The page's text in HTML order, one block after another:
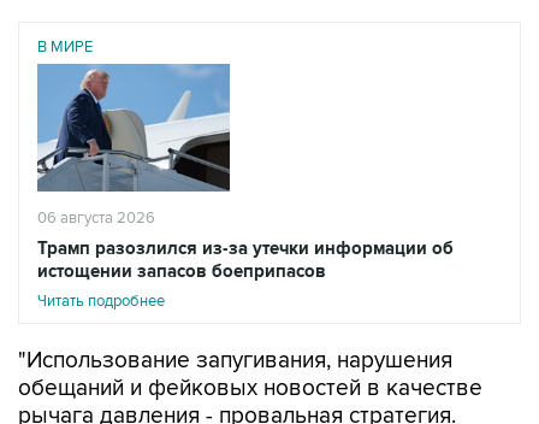
В МИРЕ
06 августа 2026
Трамп разозлился из-за утечки информации об
истощении запасов боеприпасов
Читать подробнее
"Использование запугивания, нарушения
обещаний и фейковых новостей в качестве
рычага давления - провальная стратегия.